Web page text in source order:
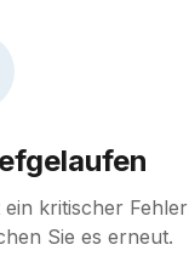
kritischer Fehler
Sie es erneut.